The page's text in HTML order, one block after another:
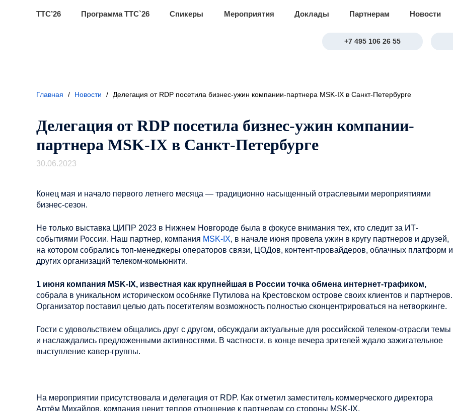
+7 495 106 26 55
ТТС’26 Программа ТТС`26 Спикеры Мероприятия Доклады Партнерам Новости
Главная / Новости / Делегация от RDP посетила бизнес-ужин компании-партнера MSK-IX в Санкт-Петербурге
Делегация от RDP посетила бизнес-ужин компании-
партнера MSK-IX в Санкт-Петербурге
30.06.2023
Конец мая и начало первого летнего месяца — традиционно насыщенный отраслевыми мероприятиями
бизнес-сезон.
Не только выставка ЦИПР 2023 в Нижнем Новгороде была в фокусе внимания тех, кто следит за ИТ-
событиями России. Наш партнер, компания MSK-IX, в начале июня провела ужин в кругу партнеров и друзей,
на котором собрались топ-менеджеры операторов связи, ЦОДов, контент-провайдеров, облачных платформ и
других организаций телеком-комьюнити.
1 июня компания MSK-IX, известная как крупнейшая в России точка обмена интернет-трафиком,
собрала в уникальном историческом особняке Путилова на Крестовском острове своих клиентов и партнеров.
Организатор поставил целью дать посетителям возможность полностью сконцентрироваться на нетворкинге.
Гости с удовольствием общались друг с другом, обсуждали актуальные для российской телеком-отрасли темы
и наслаждались предложенными активностями. В частности, в конце вечера зрителей ждало зажигательное
выступление кавер-группы.
На мероприятии присутствовала и делегация от RDP. Как отметил заместитель коммерческого директора
Артём Михайлов, компания ценит теплое отношение к партнерам со стороны MSK-IX.